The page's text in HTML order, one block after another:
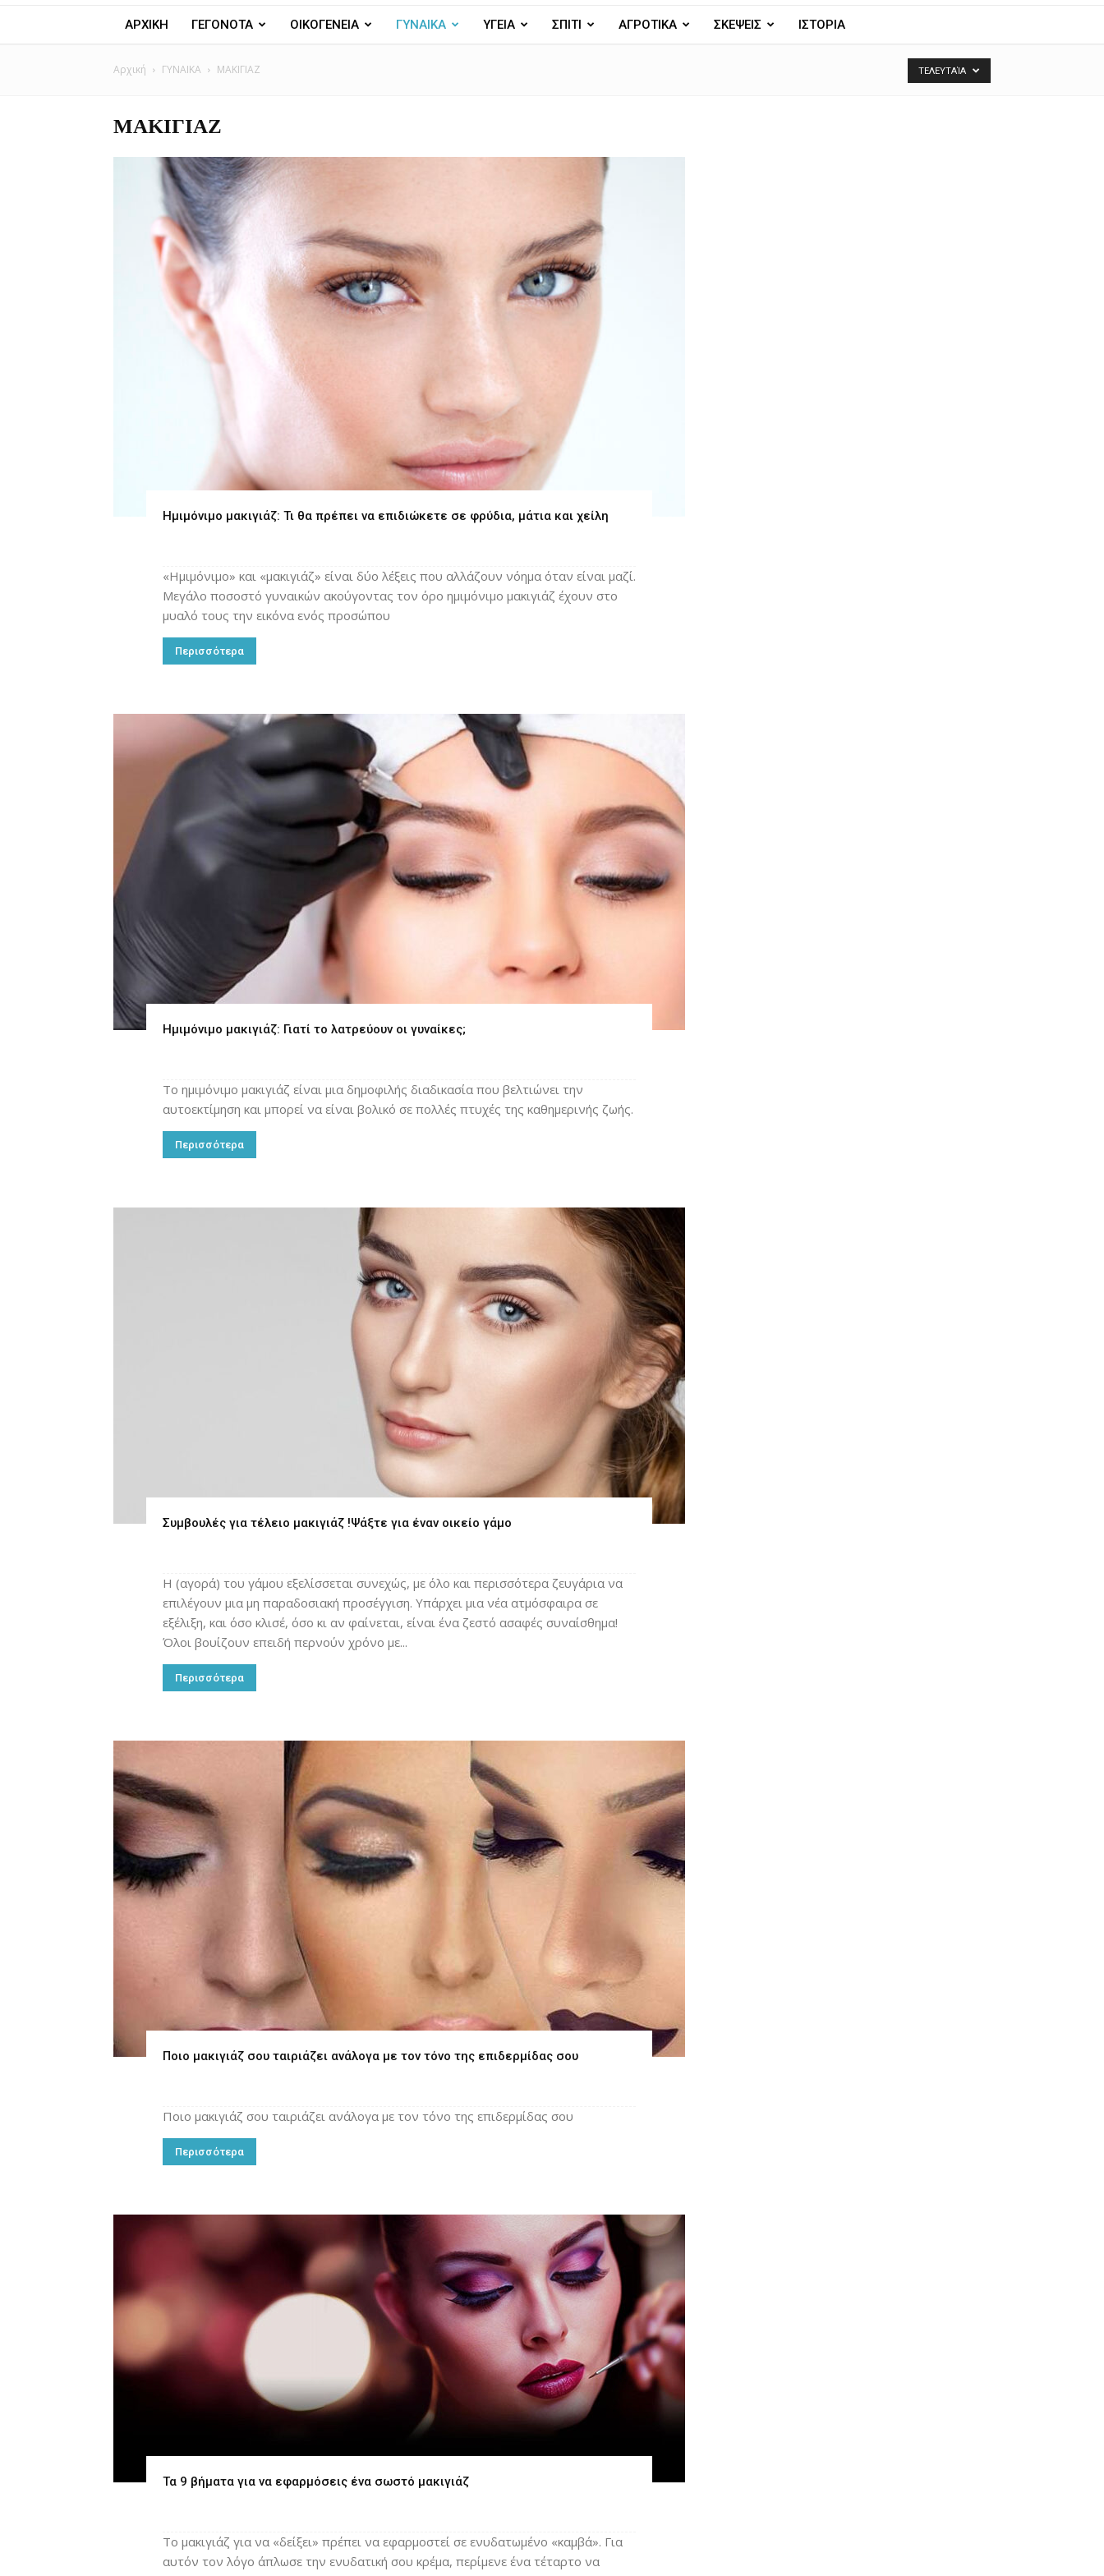
ΑΡΧΙΚΗ ΓΕΓΟΝΟΤΑ ΟΙΚΟΓΕΝΕΙΑ ΓΥΝΑΙΚΑ ΥΓΕΙΑ ΣΠΙΤΙ ΑΓΡΟΤΙΚΑ ΣΚΕΨΕΙΣ ΙΣΤΟΡΙΑ
Αρχική ΓΥΝΑΙΚΑ ΜΑΚΙΓΙΑΖ ΤΕΛΕΥΤΑΊΑ
ΜΑΚΙΓΙΑΖ
Ημιμόνιμο μακιγιάζ: Τι θα πρέπει να επιδιώκετε σε φρύδια, μάτια και χείλη
«Ημιμόνιμο» και «μακιγιάζ» είναι δύο λέξεις που αλλάζουν νόημα όταν είναι μαζί.
Μεγάλο ποσοστό γυναικών ακούγοντας τον όρο ημιμόνιμο μακιγιάζ έχουν στο
μυαλό τους την εικόνα ενός προσώπου
Περισσότερα
Ημιμόνιμο μακιγιάζ: Γιατί το λατρεύουν οι γυναίκες;
Το ημιμόνιμο μακιγιάζ είναι μια δημοφιλής διαδικασία που βελτιώνει την
αυτοεκτίμηση και μπορεί να είναι βολικό σε πολλές πτυχές της καθημερινής ζωής.
Περισσότερα
Συμβουλές για τέλειο μακιγιάζ !Ψάξτε για έναν οικείο γάμο
Η (αγορά) του γάμου εξελίσσεται συνεχώς, με όλο και περισσότερα ζευγάρια να
επιλέγουν μια μη παραδοσιακή προσέγγιση. Υπάρχει μια νέα ατμόσφαιρα σε
εξέλιξη, και όσο κλισέ, όσο κι αν φαίνεται, είναι ένα ζεστό ασαφές συναίσθημα!
Όλοι βουίζουν επειδή περνούν χρόνο με...
Περισσότερα
Ποιο μακιγιάζ σου ταιριάζει ανάλογα με τον τόνο της επιδερμίδας σου
Ποιο μακιγιάζ σου ταιριάζει ανάλογα με τον τόνο της επιδερμίδας σου
Περισσότερα
Τα 9 βήματα για να εφαρμόσεις ένα σωστό μακιγιάζ
Το μακιγιάζ για να «δείξει» πρέπει να εφαρμοστεί σε ενυδατωμένο «καμβά». Για
αυτόν τον λόγο άπλωσε την ενυδατική σου κρέμα, περίμενε ένα τέταρτο να